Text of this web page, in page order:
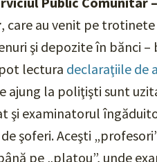
, care au venit pe
şi depozite în bănci
lectura declaraţiile de
ajung la poliţişti sunt
şi examinatorul
şoferi. Aceşti
pe „platou”, unde